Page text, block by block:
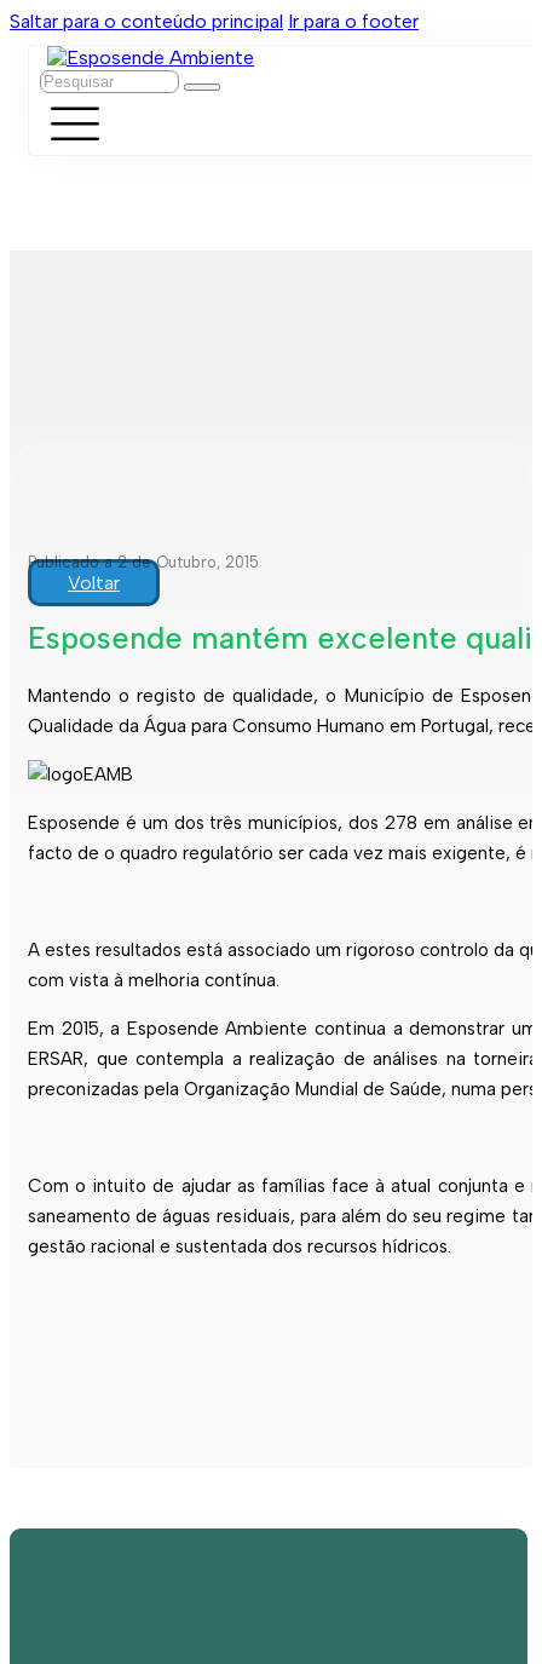
Saltar para o conteúdo principal Ir para o footer
Pesquisar
Publicado a 2 de Outubro, 2015
Voltar
Esposende mantém excelente
Mantendo o registo de qualidade, o Município de
Qualidade da Água para Consumo Humano em Portugal,
Esposende é um dos três municípios, dos 278 em análise
facto de o quadro regulatório ser cada vez mais exigente, é
A estes resultados está associado um rigoroso controlo da
com vista à melhoria contínua.
Em 2015, a Esposende Ambiente continua a demonstrar
ERSAR, que contempla a realização de análises na
preconizadas pela Organização Mundial de Saúde, numa
Com o intuito de ajudar as famílias face à atual conjunta e
saneamento de águas residuais, para além do seu regime
gestão racional e sustentada dos recursos hídricos.